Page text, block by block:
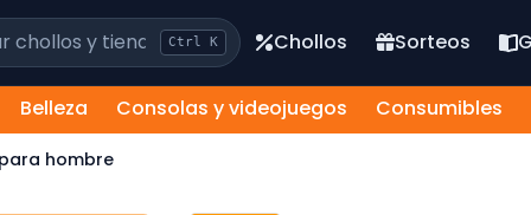
y tiendas Ctrl K Chollos Sorteos
Belleza Consolas y videojuegos Consumibles
hombre